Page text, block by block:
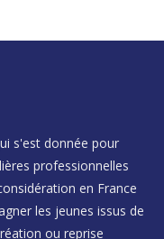
s'est donnée pour
professionnelles
en France
les jeunes issus de
ou reprise